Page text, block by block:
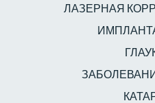
ЛАЗЕРНАЯ